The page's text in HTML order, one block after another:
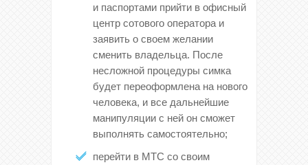
и паспортами прийти в офисный
центр сотового оператора и
заявить о своем желании
сменить владельца. После
несложной процедуры симка
будет переоформлена на нового
человека, и все дальнейшие
манипуляции с ней он сможет
выполнять самостоятельно;
перейти в МТС со своим